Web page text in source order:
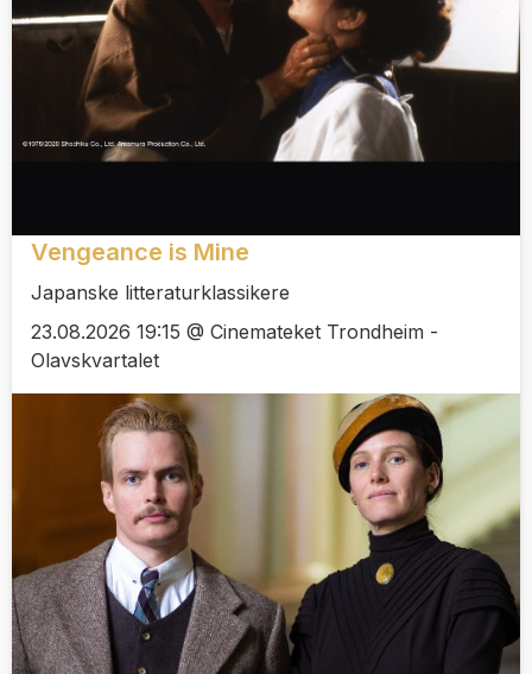
Vengeance is Mine
Japanske litteraturklassikere
23.08.2026 19:15 @ Cinemateket Trondheim -
Olavskvartalet